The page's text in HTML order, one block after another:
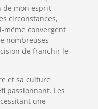
de mon esprit,
circonstances,
même convergent
nombreuses
de franchir le
et sa culture
passionnant. Les
une